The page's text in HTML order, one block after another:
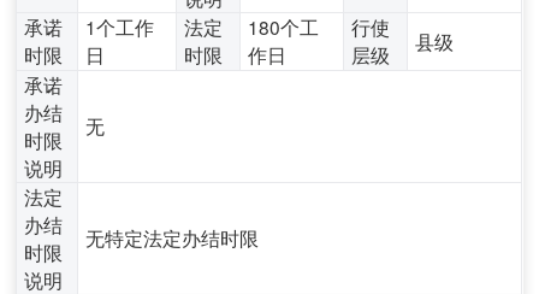
承诺
时限
1个工作
日
法定
时限
180个工
作日
行使
层级
县级
承诺
办结
时限
说明
无
法定
办结
时限
说明
无特定法定办结时限